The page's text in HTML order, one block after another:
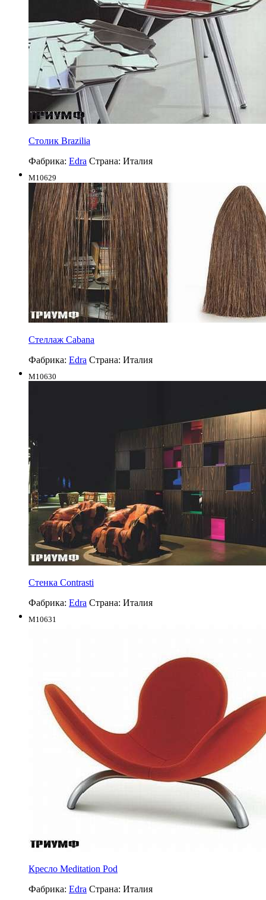
Столик Brazilia
Фабрика: Edra Страна: Италия
M10629
Стеллаж Cabana
Фабрика: Edra Страна: Италия
M10630
Стенка Contrasti
Фабрика: Edra Страна: Италия
M10631
Кресло Meditation Pod
Фабрика: Edra Страна: Италия